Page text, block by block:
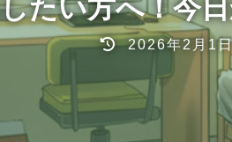
たい方へ！今
最
更
新
日
2026年2月1